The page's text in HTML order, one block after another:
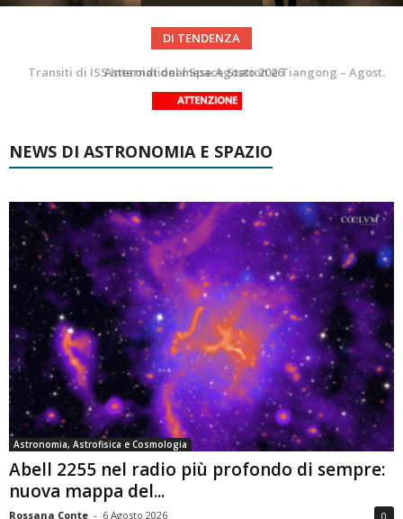
DI TENDENZA
Transiti di ISS International Space Station e Tiangong – Agosto 2026
La Luna del Mese – Agosto 2026
NEWS DI ASTRONOMIA E SPAZIO
Astronomia, Astrofisica e Cosmologia
Abell 2255 nel radio più profondo di sempre:
nuova mappa del...
Rossana Conte - 6 Agosto 2026 0